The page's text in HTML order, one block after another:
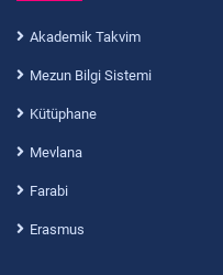
Akademik Takvim
Mezun Bilgi Sistemi
Kütüphane
Mevlana
Farabi
Erasmus